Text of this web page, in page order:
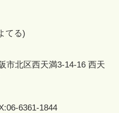
てる)
市北区西天満3-14-16 西天
6361-1844